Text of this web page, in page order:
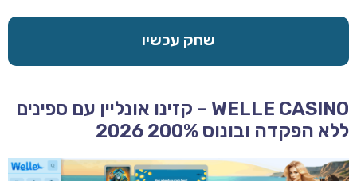
שחק עכשיו
WELLE CASINO – קזינו אונליין עם ספינים
ללא הפקדה ובונוס 200% 2026